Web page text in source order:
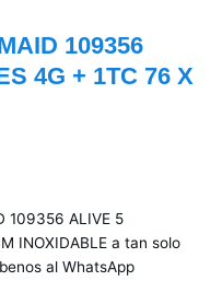
109356
4G + 1TC 76 X
109356 ALIVE 5
INOXIDABLE a tan solo
al WhatsApp